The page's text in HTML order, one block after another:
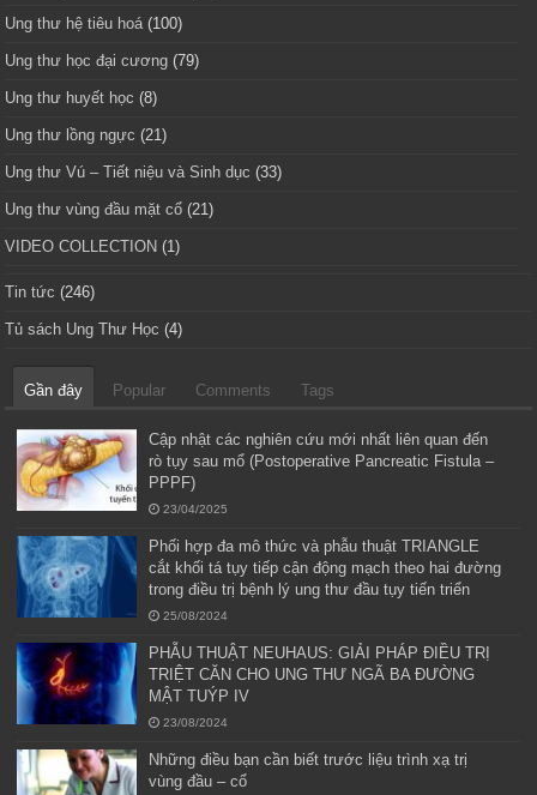
Ung thư hệ tiêu hoá (100)
Ung thư học đại cương (79)
Ung thư huyết học (8)
Ung thư lồng ngực (21)
Ung thư Vú – Tiết niệu và Sinh dục (33)
Ung thư vùng đầu mặt cổ (21)
VIDEO COLLECTION (1)
Tin tức (246)
Tủ sách Ung Thư Học (4)
Gần đây Popular Comments Tags
Cập nhật các nghiên cứu mới nhất liên quan đến
rò tụy sau mổ (Postoperative Pancreatic Fistula –
PPPF)
23/04/2025
Phối hợp đa mô thức và phẫu thuật TRIANGLE
cắt khối tá tụy tiếp cận động mạch theo hai đường
trong điều trị bệnh lý ung thư đầu tụy tiến triển
25/08/2024
PHẪU THUẬT NEUHAUS: GIẢI PHÁP ĐIỀU TRỊ
TRIỆT CĂN CHO UNG THƯ NGÃ BA ĐƯỜNG
MẬT TUÝP IV
23/08/2024
Những điều bạn cần biết trước liệu trình xạ trị
vùng đầu – cổ